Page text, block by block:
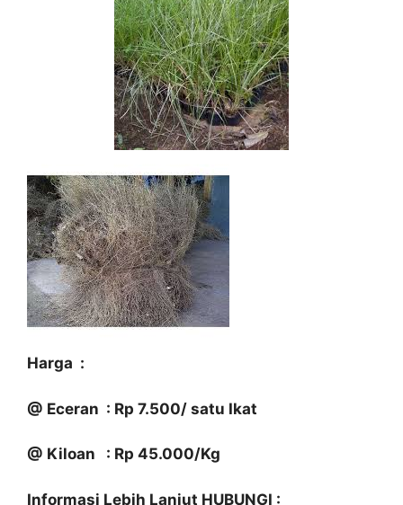
Harga :
@ Eceran : Rp 7.500/ satu Ikat
@ Kiloan : Rp 45.000/Kg
Informasi Lebih Lanjut HUBUNGI :